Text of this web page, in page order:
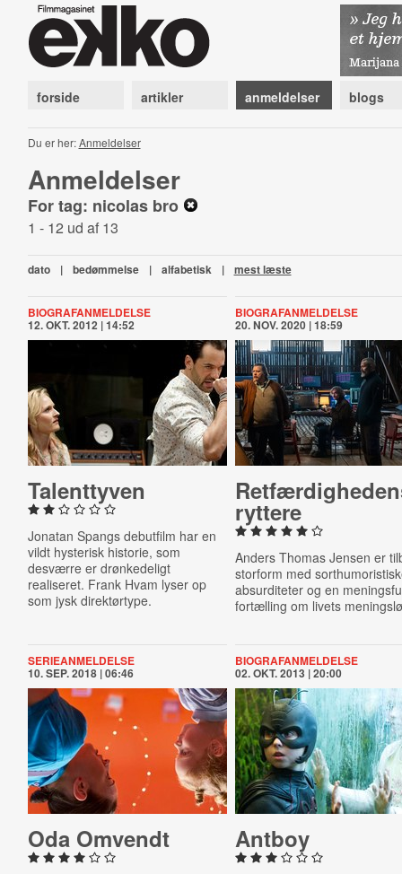
forside artikler anmeldelser blogs
Du er her:Anmeldelser
Anmeldelser
For tag: nicolas bro
1 - 12 ud af 13
dato | bedømmelse | alfabetisk | mest læste
BIOGRAFANMELDELSE
12. OKT. 2012 | 14:52
Ta­lent­ty­ven
Jonatan Spangs debutfilm har en
vildt hysterisk historie, som
desværre er drønkedeligt
realiseret. Frank Hvam lyser op
som jysk direktørtype.
BIOGRAFANMELDELSE
20. NOV. 2020 | 18:59
ryttere
Anders Thomas Jensen er
storform med
absurditeter og en
fortælling om livets
SERIEANMELDELSE
10. SEP. 2018 | 06:46
Oda Omvendt
BIOGRAFANMELDELSE
02. OKT. 2013 | 20:00
Antboy